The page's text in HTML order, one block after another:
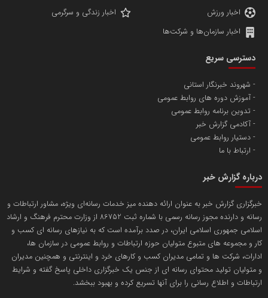
پایگاه اطلاع رسانی اعتلای نهادهای مردمی
پایگاه اطلاع رسانی دریا و نفت
تامین آهن اسفنجی تولیدکنندگان فولاد در کشور
تریبون
انتشار گسترده محتوا در رسانه گزارش خبر
مسعودصادقی
محمدعلی کرمعلی
اخبار ورزش
اخبار زندگی و سرگرمی
اخبار سازمان‌ها و شرکت‌ها
دسترسی سریع
شهروند خبرنگار استانی
آموزش دوره های روابط عمومی
تدوین برنامه روابط عمومی
آکادمی گزارش خبر
دستیار روابط عمومی
ارتباط با ما
درباره گزارش خبر
خبرگزاری گزارش خبر به عنوان ارائه دهنده میز خدمات رسانه‌ای ویژه، مشاور ارتباطات و
رسانه و دارنده مجوز رسانه رسمی با شماره ثبت 86752 از وزارت محترم فرهنگ و ارشاد
اسلامی جمهوری اسلامی ایران، در صدد برآمده است که به نیازهای رسانه ای کسب و
کار و مجموعه های متبوع متولیان حوزه ارتباطات و روابط عمومی در سازمان ها،
ادارات، شرکت ها و تمامی مدیران کسب و کارهای خرد و اینترنتی و همچنین مدیران
و متولیان تولید محتوای رسانه ای از جنس یک خبرگزاری داخلی پاسخ گفته و شرایط
ارتباطات و اطلاع رسانی را برای آنها تسریع کرده و بهبود ببخشد.